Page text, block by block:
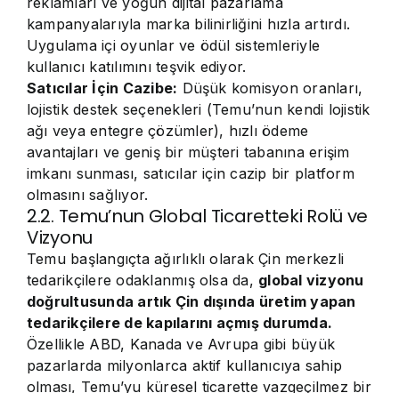
kampanyalarıyla marka bilinirliğini hızla artırdı.
Uygulama içi oyunlar ve ödül sistemleriyle
kullanıcı katılımını teşvik ediyor.
Satıcılar İçin Cazibe: Düşük komisyon oranları,
lojistik destek seçenekleri (Temu’nun kendi lojistik
ağı veya entegre çözümler), hızlı ödeme
avantajları ve geniş bir müşteri tabanına erişim
imkanı sunması, satıcılar için cazip bir platform
olmasını sağlıyor.
2.2. Temu’nun Global Ticaretteki Rolü ve
Vizyonu
Temu başlangıçta ağırlıklı olarak Çin merkezli
tedarikçilere odaklanmış olsa da, global vizyonu
doğrultusunda artık Çin dışında üretim yapan
tedarikçilere de kapılarını açmış durumda.
Özellikle ABD, Kanada ve Avrupa gibi büyük
pazarlarda milyonlarca aktif kullanıcıya sahip
olması, Temu’yu küresel ticarette vazgeçilmez bir